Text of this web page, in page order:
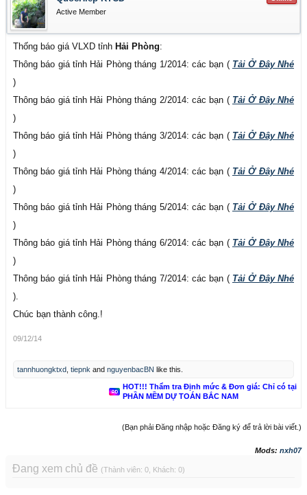
Active Member
Thống báo giá VLXD tỉnh Hải Phòng:
Thông báo giá tỉnh Hải Phòng tháng 1/2014: các bạn ( Tải Ở Đây Nhé
)
Thông báo giá tỉnh Hải Phòng tháng 2/2014: các bạn ( Tải Ở Đây Nhé
)
Thông báo giá tỉnh Hải Phòng tháng 3/2014: các bạn ( Tải Ở Đây Nhé
)
Thông báo giá tỉnh Hải Phòng tháng 4/2014: các bạn ( Tải Ở Đây Nhé
)
Thông báo giá tỉnh Hải Phòng tháng 5/2014: các bạn ( Tải Ở Đây Nhé
)
Thông báo giá tỉnh Hải Phòng tháng 6/2014: các bạn ( Tải Ở Đây Nhé
)
Thông báo giá tỉnh Hải Phòng tháng 7/2014: các bạn ( Tải Ở Đây Nhé
).
Chúc bạn thành công.!
09/12/14
tannhuongktxd tiepnk and nguyenbacBN like this.
HOT!!! Thẩm tra Định mức & Đơn giá: Chỉ có tại
PHẦN MỀM DỰ TOÁN BẮC NAM
(Bạn phải Đăng nhập hoặc Đăng ký để trả lời bài viết.)
Mods: nxh07
Đang xem chủ đề (Thành viên: 0, Khách: 0)